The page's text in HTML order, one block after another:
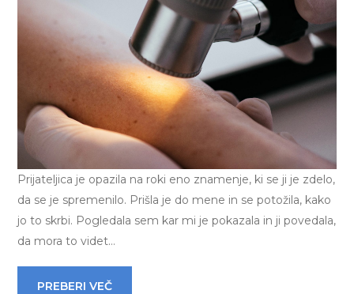
Prijateljica je opazila na roki eno znamenje, ki se ji je zdelo,
da se je spremenilo. Prišla je do mene in se potožila, kako
jo to skrbi. Pogledala sem kar mi je pokazala in ji povedala,
da mora to videt…
PREBERI VEČ